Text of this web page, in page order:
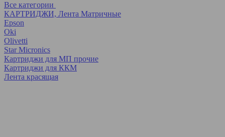
Все категории
КАРТРИДЖИ, Лента Матричные
Epson
Oki
Olivetti
Star Micronics
Картриджи для МП прочие
Картриджи для ККМ
Лента красящая